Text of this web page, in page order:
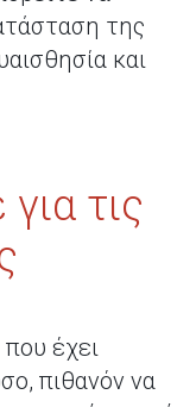
της
και
τις
έχει
πιθανόν να